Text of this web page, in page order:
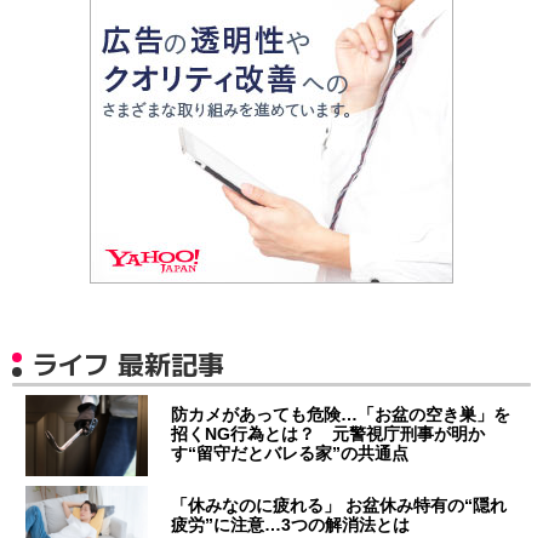
ライフ 最新記事
防カメがあっても危険…「お盆の空き巣」を
招くNG行為とは？ 元警視庁刑事が明か
す“留守だとバレる家”の共通点
「休みなのに疲れる」 お盆休み特有の“隠れ
疲労”に注意…3つの解消法とは